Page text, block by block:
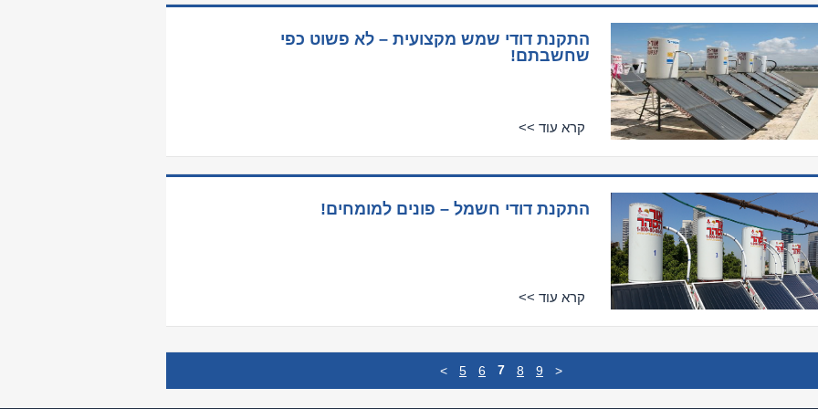
< 5 6 7 8 9 >
התקנת דודי שמש מקצועית – לא פשוט כפי
שחשבתם!
קרא עוד >>
התקנת דודי חשמל – פונים למומחים!
קרא עוד >>